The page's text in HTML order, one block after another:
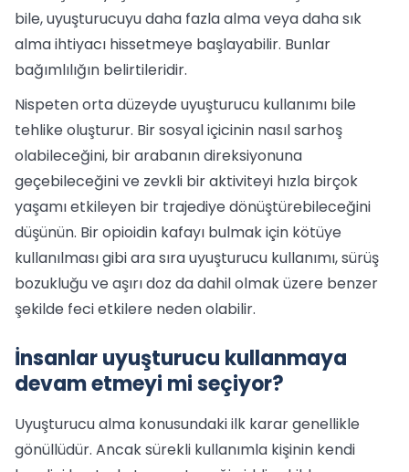
bile, uyuşturucuyu daha fazla alma veya daha sık
alma ihtiyacı hissetmeye başlayabilir. Bunlar
bağımlılığın belirtileridir.
Nispeten orta düzeyde uyuşturucu kullanımı bile
tehlike oluşturur. Bir sosyal içicinin nasıl sarhoş
olabileceğini, bir arabanın direksiyonuna
geçebileceğini ve zevkli bir aktiviteyi hızla birçok
yaşamı etkileyen bir trajediye dönüştürebileceğini
düşünün. Bir opioidin kafayı bulmak için kötüye
kullanılması gibi ara sıra uyuşturucu kullanımı, sürüş
bozukluğu ve aşırı doz da dahil olmak üzere benzer
şekilde feci etkilere neden olabilir.
İnsanlar uyuşturucu kullanmaya
devam etmeyi mi seçiyor?
Uyuşturucu alma konusundaki ilk karar genellikle
gönüllüdür. Ancak sürekli kullanımla kişinin kendi